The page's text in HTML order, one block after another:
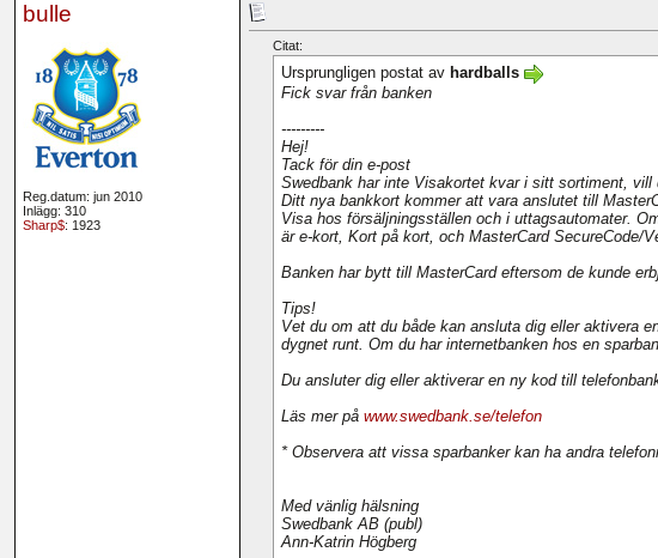
bulle
Reg.datum: jun 2010
Inlägg: 310
Sharp$: 1923
Citat:
Ursprungligen postat av hardballs
Fick svar från banken
---------
Hej!
Tack för din e-post
Swedbank har inte Visakortet kvar i sitt sortiment,
Ditt nya bankkort kommer att vara anslutet till
Visa hos försäljningsställen och i uttagsautomater.
är e-kort, Kort på kort, och MasterCard SecureCode/
Banken har bytt till MasterCard eftersom de kunde
Tips!
Vet du om att du både kan ansluta dig eller aktivera
dygnet runt. Om du har internetbanken hos en
Du ansluter dig eller aktiverar en ny kod till
Läs mer på www.swedbank.se/telefon
* Observera att vissa sparbanker kan ha andra
Med vänlig hälsning
Swedbank AB (publ)
Ann-Katrin Högberg